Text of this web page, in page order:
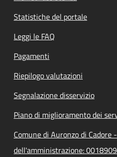
Statistiche del portale
Leggi le FAQ
Pagamenti
Riepilogo valutazioni
Segnalazione disservizio
Piano di miglioramento dei
Comune di Auronzo di Cadore
dell'amministrazione: